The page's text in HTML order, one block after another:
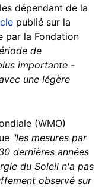
dépendant de la
publié sur la
par la Fondation
de
importante -
une légère
(WMO)
"les mesures par
dernières années
du Soleil n'a pas
observé sur